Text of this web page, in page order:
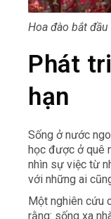
Hoa đào bắt
Phát
hạn
Sống ở nước
học được ở quê
nhìn sự việc từ
với những ai
Một nghiên cứu
rằng: sống xa